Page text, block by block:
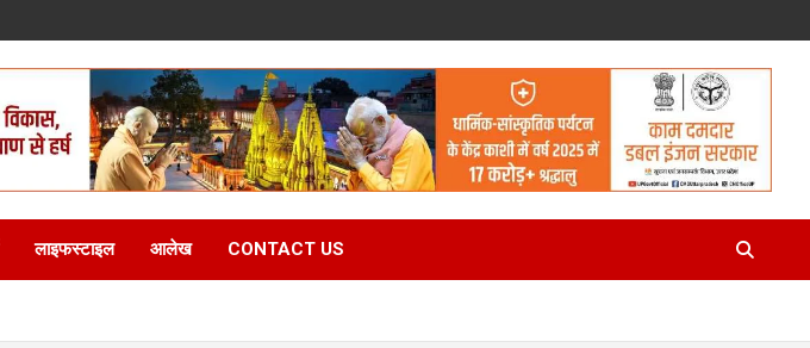
लाइफस्टाइल आलेख CONTACT US